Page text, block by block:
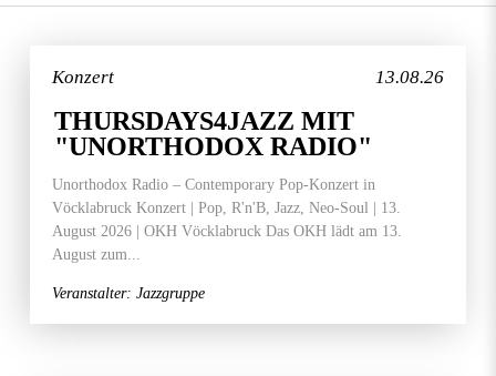
13.08.26
Konzert
THURSDAYS4JAZZ MIT
"UNORTHODOX RADIO"
Unorthodox Radio – Contemporary Pop-Konzert in
Vöcklabruck Konzert | Pop, R'n'B, Jazz, Neo-Soul | 13.
August 2026 | OKH Vöcklabruck Das OKH lädt am 13.
August zum...
Veranstalter: Jazzgruppe